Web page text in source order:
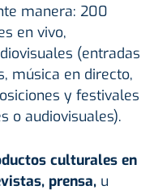
manera: 200
en vivo,
(entradas
música en directo,
y festivales
o audiovisuales).
culturales en
prensa, u